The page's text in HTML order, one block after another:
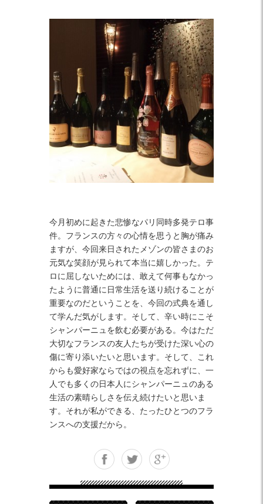
今月初めに起きた悲惨なパリ同時多発テロ事
件。フランスの方々の心情を思うと胸が痛み
ますが、今回来日されたメゾンの皆さまのお
元気な笑顔が見られて本当に嬉しかった。テ
ロに屈しないためには、敢えて何事もなかっ
たように普通に日常生活を送り続けることが
重要なのだということを、今回の式典を通し
て学んだ気がします。そして、辛い時にこそ
シャンパーニュを飲む必要がある。今はただ
大切なフランスの友人たちが受けた深い心の
傷に寄り添いたいと思います。そして、これ
からも愛好家ならではの視点を忘れずに、一
人でも多くの日本人にシャンパーニュのある
生活の素晴らしさを伝え続けたいと思いま
す。それが私ができる、たったひとつのフラ
ンスへの支援だから。